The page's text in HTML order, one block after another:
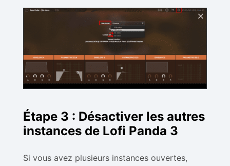
Étape 3 : Désactiver les autres
instances de Lofi Panda 3
Si vous avez plusieurs instances ouvertes,